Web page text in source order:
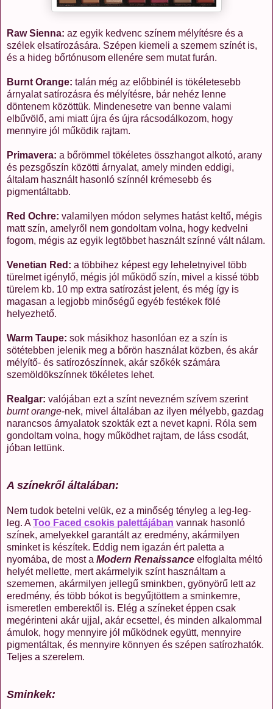
Raw Sienna: az egyik kedvenc színem mélyítésre és a
szélek elsatírozására. Szépen kiemeli a szemem színét is,
és a hideg bőrtónusom ellenére sem mutat furán.
Burnt Orange: talán még az előbbinél is tökéletesebb
árnyalat satírozásra és mélyítésre, bár nehéz lenne
döntenem közöttük. Mindenesetre van benne valami
elbűvölő, ami miatt újra és újra rácsodálkozom, hogy
mennyire jól működik rajtam.
Primavera: a bőrömmel tökéletes összhangot alkotó, arany
és pezsgőszín közötti árnyalat, amely minden eddigi,
általam használt hasonló színnél krémesebb és
pigmentáltabb.
Red Ochre: valamilyen módon selymes hatást keltő, mégis
matt szín, amelyről nem gondoltam volna, hogy kedvelni
fogom, mégis az egyik legtöbbet használt színné vált nálam.
Venetian Red: a többihez képest egy leheletnyivel több
türelmet igénylő, mégis jól működő szín, mivel a kissé több
türelem kb. 10 mp extra satírozást jelent, és még így is
magasan a legjobb minőségű egyéb festékek fölé
helyezhető.
Warm Taupe: sok másikhoz hasonlóan ez a szín is
sötétebben jelenik meg a bőrön használat közben, és akár
mélyítő- és satírozószínnek, akár szőkék számára
szemöldökszínnek tökéletes lehet.
Realgar: valójában ezt a színt nevezném szívem szerint
burnt orange-nek, mivel általában az ilyen mélyebb, gazdag
narancsos árnyalatok szokták ezt a nevet kapni. Róla sem
gondoltam volna, hogy működhet rajtam, de láss csodát,
jóban lettünk.
A színekről általában:
Nem tudok betelni velük, ez a minőség tényleg a leg-leg-
leg. AToo Faced csokis palettájában vannak hasonló
színek, amelyekkel garantált az eredmény, akármilyen
sminket is készítek. Eddig nem igazán ért paletta a
nyomába, de most a Modern Renaissance elfoglalta méltó
helyét mellette, mert akármelyik színt használtam a
szememen, akármilyen jellegű sminkben, gyönyörű lett az
eredmény, és több bókot is begyűjtöttem a sminkemre,
ismeretlen emberektől is. Elég a színeket éppen csak
megérinteni akár ujjal, akár ecsettel, és minden alkalommal
ámulok, hogy mennyire jól működnek együtt, mennyire
pigmentáltak, és mennyire könnyen és szépen satírozhatók.
Teljes a szerelem.
Sminkek: